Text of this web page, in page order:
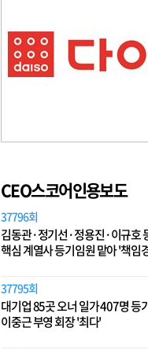
CEO스코어인용보도
37796회
김동관·정기선·정용진·이규호
핵심 계열사 등기임원 맡아 '책임
37795회
대기업 85곳 오너 일가 407명
이중근 부영 회장 '최다'